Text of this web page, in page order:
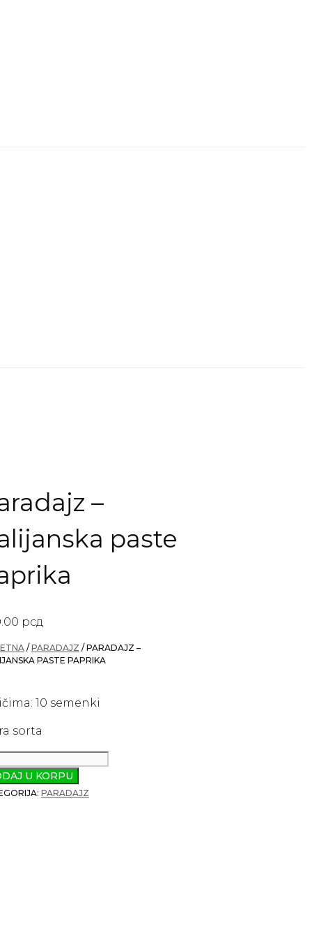
–
paste
рсд
/ PARADAJZ / PARADAJZ –
PASTE PAPRIKA
10 semenki
sorta
U KORPU
PARADAJZ